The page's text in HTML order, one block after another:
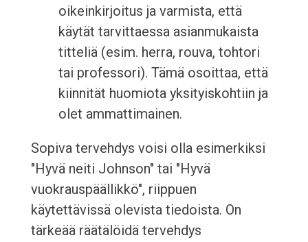
oikeinkirjoitus ja varmista, että
käytät tarvittaessa asianmukaista
titteliä (esim. herra, rouva, tohtori
tai professori). Tämä osoittaa, että
kiinnität huomiota yksityiskohtiin ja
olet ammattimainen.
Sopiva tervehdys voisi olla esimerkiksi
"Hyvä neiti Johnson" tai "Hyvä
vuokrauspäällikkö", riippuen
käytettävissä olevista tiedoista. On
tärkeää räätälöidä tervehdys